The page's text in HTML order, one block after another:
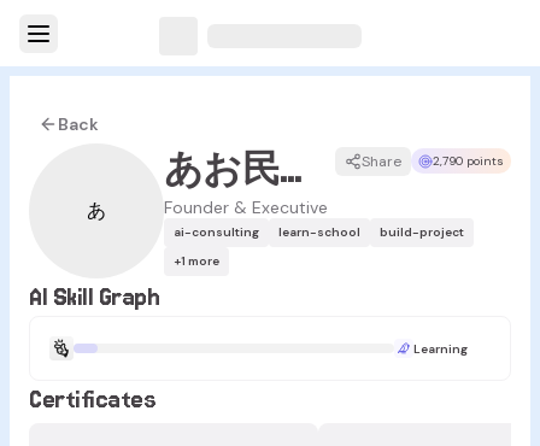
Back
あ
あお民泊•レンタルスペース•AI
Founder & Executive
Share 2,790 points
ai-consulting learn-school
build-project
+1 more
AI Skill Graph
Learning
Certificates